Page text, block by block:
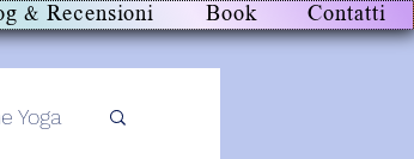
& Recensioni Book Contatti
Yoga